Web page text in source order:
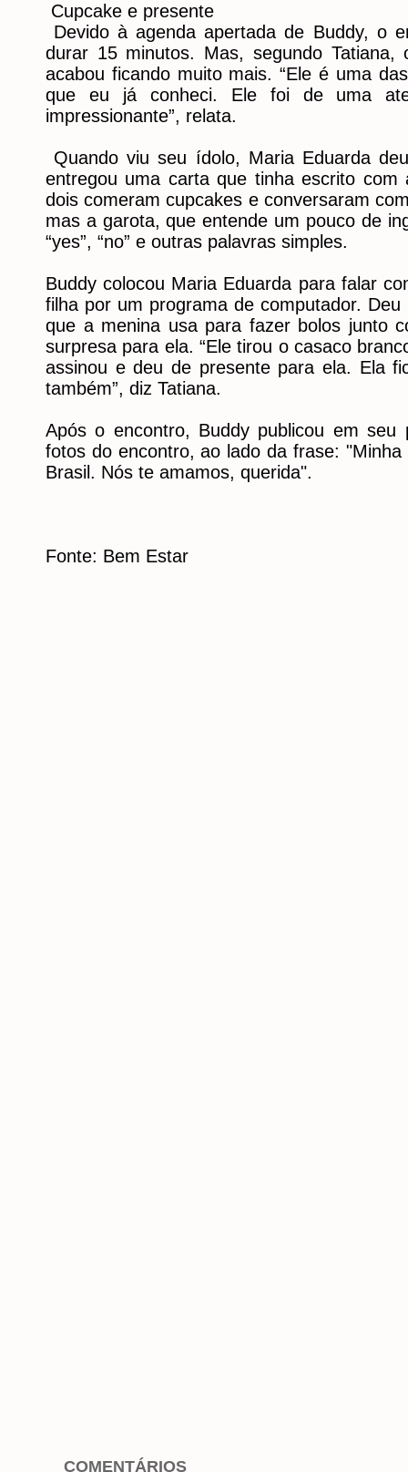
Cupcake e presente
Devido à agenda apertada de Buddy, o
durar 15 minutos. Mas, segundo
acabou ficando muito mais. “Ele é uma
que eu já conheci. Ele foi de uma
impressionante”, relata.
Quando viu seu ídolo, Maria Eduarda
entregou uma carta que tinha escrito
dois comeram cupcakes e conversaram
mas a garota, que entende um pouco de
“yes”, “no” e outras palavras simples.
Buddy colocou Maria Eduarda para falar
filha por um programa de computador.
que a menina usa para fazer bolos junto
surpresa para ela. “Ele tirou o casaco
assinou e deu de presente para ela. Ela
também”, diz Tatiana.
Após o encontro, Buddy publicou em
fotos do encontro, ao lado da frase:
Brasil. Nós te amamos, querida".
Fonte: Bem Estar
COMENTÁRIOS